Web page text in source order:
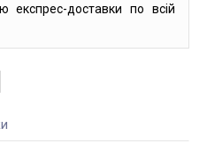
експрес-доставки по всій